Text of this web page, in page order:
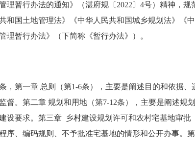
理暂行办法的通知》（湛府规〔2022〕4号）精神，
和国土地管理法》《中华人民共和国城乡规划法》《
理暂行办法》（下简称《暂行办法》）。
第一章 总则（第1-6条），主要是阐述目的和依据、
督。第二章 规划和用地（第7-12条），主要是阐述规
设要求。第三章 乡村建设规划许可和农村宅基地审批
序、编码规则、不予批准宅基地的情形和公开办事。